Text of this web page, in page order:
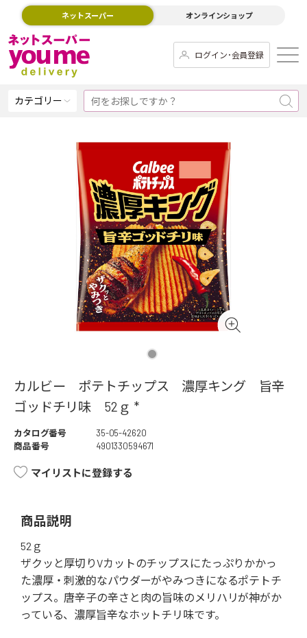
ネットスーパー オンラインショップ
ログイン･会員登録
カテゴリー
カルビー ポテトチップス 濃厚キング 旨辛
ゴッドチリ味 52ｇ *
カタログ番号
35-05-42620
商品番号
4901330594671
マイリストに登録する
商品説明
52ｇ
ザクッと厚切りVカットのチップスにたっぷりかかっ
た濃厚・刺激的なパウダーがやみつきになるポテトチ
ップス。唐辛子の辛さと肉の旨味のメリハリが神がか
っている、濃厚旨辛なホットチリ味です。